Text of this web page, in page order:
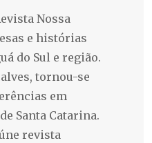
Nossa
e histórias
do Sul e região.
tornou-se
em
Santa Catarina.
revista